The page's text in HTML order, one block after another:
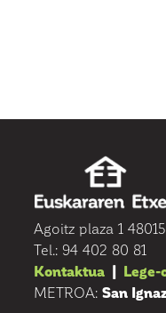
Agoitz plaza 1
Tel.: 94 402 80 81
Kontaktua | Lege-
METROA: San